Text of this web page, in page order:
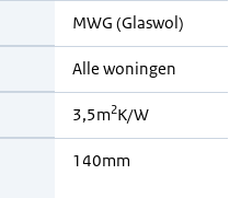
MWG (Glaswol)
Alle woningen
3,5m2K/W
140mm